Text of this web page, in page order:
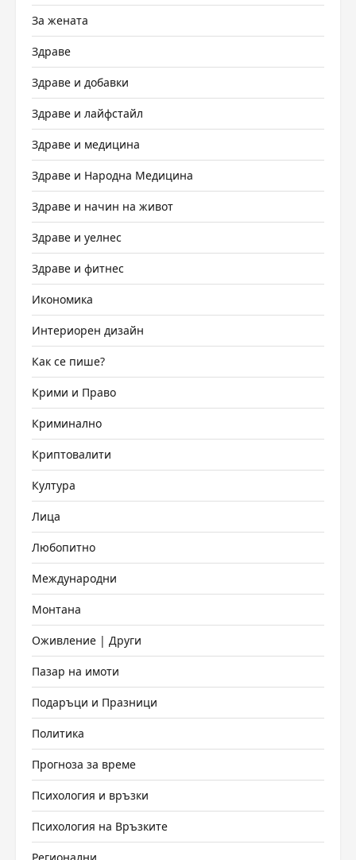
За жената
Здраве
Здраве и добавки
Здраве и лайфстайл
Здраве и медицина
Здраве и Народна Медицина
Здраве и начин на живот
Здраве и уелнес
Здраве и фитнес
Икономика
Интериорен дизайн
Как се пише?
Крими и Право
Криминално
Криптовалити
Култура
Лица
Любопитно
Международни
Монтана
Оживление | Други
Пазар на имоти
Подаръци и Празници
Политика
Прогноза за време
Психология и връзки
Психология на Връзките
Регионални